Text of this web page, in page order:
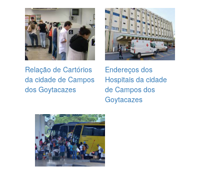
Relação de Cartórios
da cidade de Campos
dos Goytacazes
Endereços dos
Hospitais da cidade
de Campos dos
Goytacazes